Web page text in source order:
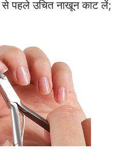
पहले उचित नाखून काट लें;